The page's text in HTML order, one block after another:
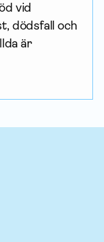
vid
dödsfall och
är